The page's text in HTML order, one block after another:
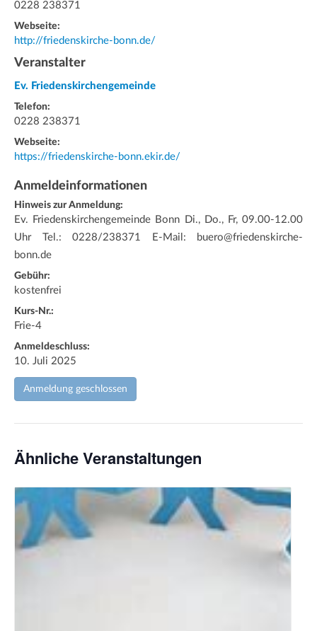
0228 238371
Webseite:
http://friedenskirche-bonn.de/
Veranstalter
Ev. Friedenskirchengemeinde
Telefon:
0228 238371
Webseite:
https://friedenskirche-bonn.ekir.de/
Anmeldeinformationen
Hinweis zur Anmeldung:
Ev. Friedenskirchengemeinde Bonn Di., Do., Fr, 09.00-12.00
Uhr Tel.: 0228/238371 E-Mail: buero@friedenskirche-
bonn.de
Gebühr:
kostenfrei
Kurs-Nr.:
Frie-4
Anmeldeschluss:
10. Juli 2025
Anmeldung geschlossen
Ähnliche Veranstaltungen